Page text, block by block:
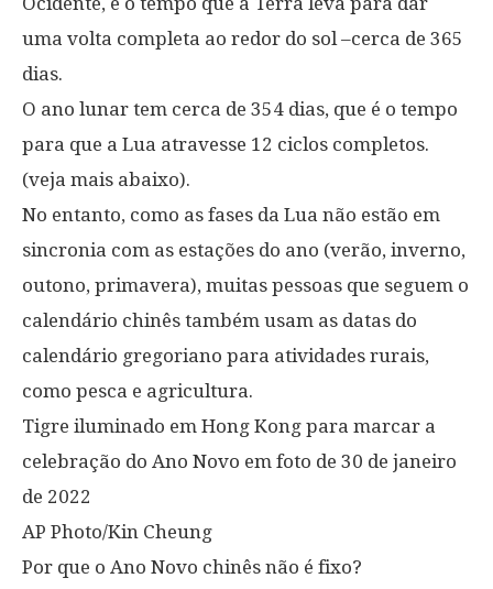
uma volta completa ao redor do sol –cerca de 365
dias.
O ano lunar tem cerca de 354 dias, que é o tempo
para que a Lua atravesse 12 ciclos completos.
(veja mais abaixo).
No entanto, como as fases da Lua não estão em
sincronia com as estações do ano (verão, inverno,
outono, primavera), muitas pessoas que seguem o
calendário chinês também usam as datas do
calendário gregoriano para atividades rurais,
como pesca e agricultura.
Tigre iluminado em Hong Kong para marcar a
celebração do Ano Novo em foto de 30 de janeiro
de 2022
AP Photo/Kin Cheung
Por que o Ano Novo chinês não é fixo?